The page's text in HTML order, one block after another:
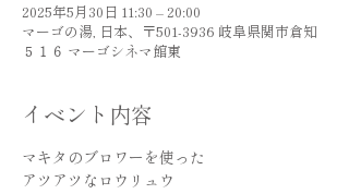
2025年5月30日 11:30 – 20:00
マーゴの湯, 日本、〒501-3936 岐阜県関市倉知
５１６ マーゴシネマ館東
イベント内容
マキタのブロワーを使った
アツアツなロウリュウ